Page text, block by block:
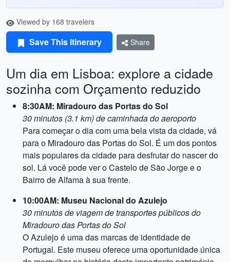
Viewed by 168 travelers
Save This Itinerary Share
Um dia em Lisboa: explore a cidade
sozinha com Orçamento reduzido
8:30AM: Miradouro das Portas do Sol
30 minutos (3.1 km) de caminhada do aeroporto
Para começar o dia com uma bela vista da cidade, vá
para o Miradouro das Portas do Sol. É um dos pontos
mais populares da cidade para desfrutar do nascer do
sol. Lá você pode ver o Castelo de São Jorge e o
Bairro de Alfama à sua frente.
10:00AM: Museu Nacional do Azulejo
30 minutos de viagem de transportes públicos do
Miradouro das Portas do Sol
O Azulejo é uma das marcas de identidade de
Portugal. Este museu oferece uma oportunidade única